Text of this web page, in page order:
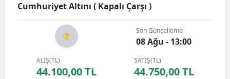
Cumhuriyet Altını ( Kapalı Çarşı )
Son Güncelleme
08 Ağu - 13:00
ALIŞ(TL)
44.100,00 TL
SATIŞ(TL)
44.750,00 TL